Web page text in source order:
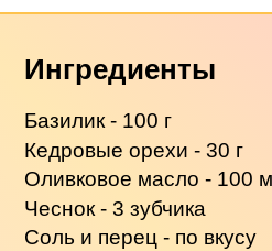
Ингредиенты
Базилик - 100 г
Кедровые орехи - 30 г
Оливковое масло - 100
Чеснок - 3 зубчика
Соль и перец - по вкусу